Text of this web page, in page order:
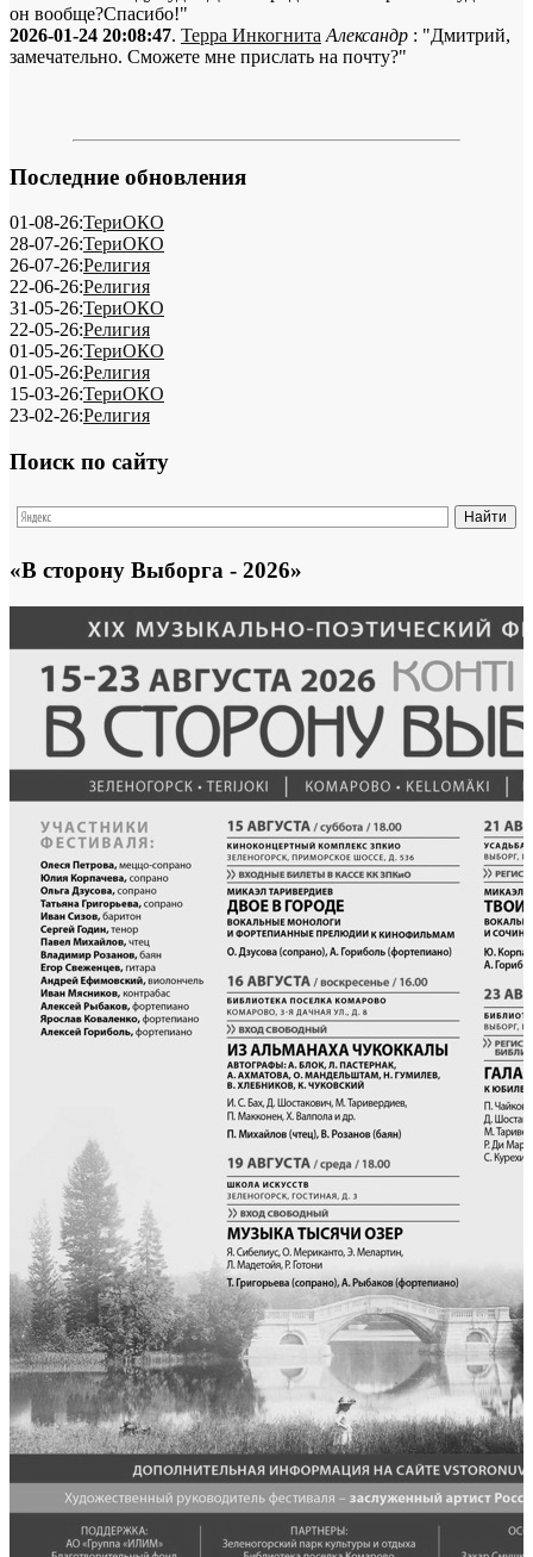
он вообще?Спасибо!"
2026-01-24 20:08:47. Терра Инкогнита Александр : "Дмитрий,
замечательно. Сможете мне прислать на почту?"
Последние обновления
01-08-26:ТериОКО
28-07-26:ТериОКО
26-07-26:Религия
22-06-26:Религия
31-05-26:ТериОКО
22-05-26:Религия
01-05-26:ТериОКО
01-05-26:Религия
15-03-26:ТериОКО
23-02-26:Религия
Поиск по сайту
«В сторону Выборга - 2026»